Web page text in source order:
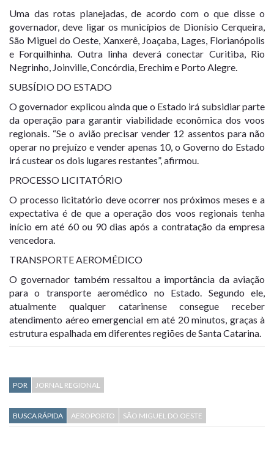
Uma das rotas planejadas, de acordo com o que disse o
governador, deve ligar os municípios de Dionísio Cerqueira,
São Miguel do Oeste, Xanxerê, Joaçaba, Lages, Florianópolis
e Forquilhinha. Outra linha deverá conectar Curitiba, Rio
Negrinho, Joinville, Concórdia, Erechim e Porto Alegre.
SUBSÍDIO DO ESTADO
O governador explicou ainda que o Estado irá subsidiar parte
da operação para garantir viabilidade econômica dos voos
regionais. “Se o avião precisar vender 12 assentos para não
operar no prejuízo e vender apenas 10, o Governo do Estado
irá custear os dois lugares restantes”, afirmou.
PROCESSO LICITATÓRIO
O processo licitatório deve ocorrer nos próximos meses e a
expectativa é de que a operação dos voos regionais tenha
início em até 60 ou 90 dias após a contratação da empresa
vencedora.
TRANSPORTE AEROMÉDICO
O governador também ressaltou a importância da aviação
para o transporte aeromédico no Estado. Segundo ele,
atualmente qualquer catarinense consegue receber
atendimento aéreo emergencial em até 20 minutos, graças à
estrutura espalhada em diferentes regiões de Santa Catarina.
POR JORNAL REGIONAL
BUSCA RÁPIDA AEROPORTO SÃO MIGUEL DO OESTE